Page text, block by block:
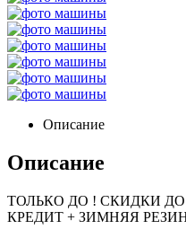
Описание
Описание
ТОЛЬКО ДО ! СКИДКИ ДО
КРЕДИТ + ЗИМНЯЯ